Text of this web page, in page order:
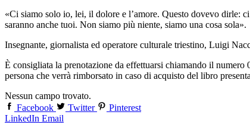
«Ci siamo solo io, lei, il dolore e l’amore. Questo dovevo dirle:
saranno anche tuoi. Non siamo più niente, siamo una cosa sola».
Insegnante, giornalista ed operatore culturale triestino, Luigi
È consigliata la prenotazione da effettuarsi chiamando il
persona che verrà rimborsato in caso di acquisto del libro
Nessun campo trovato.
Facebook
Twitter
Pinterest
LinkedIn Email